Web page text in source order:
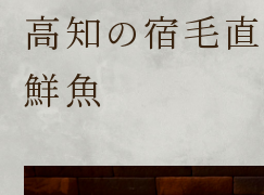
高知の宿毛
鮮魚